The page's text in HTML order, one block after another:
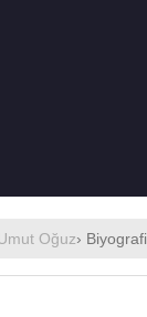
Oğuz› Biyografi